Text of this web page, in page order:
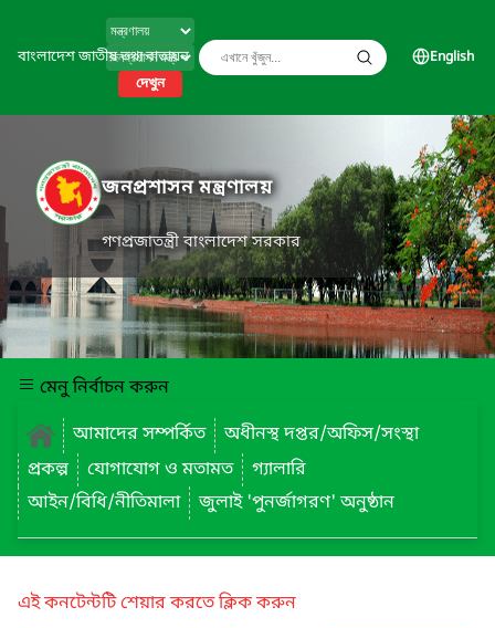
বাংলাদেশ জাতীয় তথ্য বাতায়ন
দেখুন
English
জনপ্রশাসন মন্ত্রণালয়
গণপ্রজাতন্ত্রী বাংলাদেশ সরকার
মেনু নির্বাচন করুন
আমাদের সম্পর্কিত
অধীনস্থ দপ্তর/অফিস/সংস্থা
প্রকল্প
যোগাযোগ ও মতামত
গ্যালারি
আইন/বিধি/নীতিমালা
জুলাই 'পুনর্জাগরণ' অনুষ্ঠান
এই কনটেন্টটি শেয়ার করতে ক্লিক করুন